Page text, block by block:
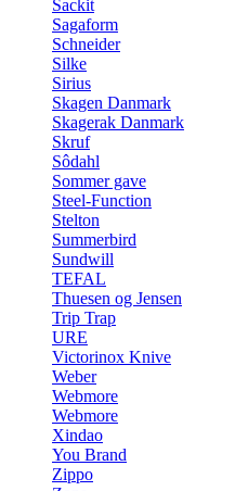
Sackit
Sagaform
Schneider
Silke
Sirius
Skagen Danmark
Skagerak Danmark
Skruf
Sôdahl
Sommer gave
Steel-Function
Stelton
Summerbird
Sundwill
TEFAL
Thuesen og Jensen
Trip Trap
URE
Victorinox Knive
Weber
Webmore
Webmore
Xindao
You Brand
Zippo